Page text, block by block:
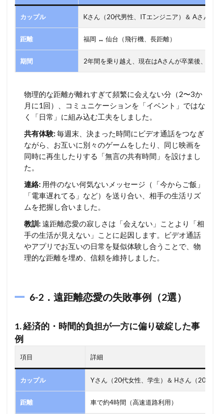
カップル Kさん（20代男性、ITエンジニア）＆ Aさん（
距離 福岡 ↔ 仙台（飛行機、長距離）
期間 2年間を乗り越え、現在はAさんが卒業後、Kさ
物理的な距離が離れすぎて頻繁に会えない分（2〜3か
月に1回）、コミュニケーションを「イベント」ではな
く「日常」に組み込む工夫をしました。
共有体験: 毎週末、決まった時間にビデオ通話をつなぎ
ながら、お互いに別々のゲームをしたり、同じ映画を
同時に再生したりする「無言の共有時間」を設けまし
た。
連絡: 用件のない何気ないメッセージ（「今からご飯」
「電車遅れてる」など）を送り合い、相手の生活リズ
ムを把握し合いました。
教訓: 遠距離恋愛の寂しさは「会えない」ことより「相
手の生活が見えない」ことに起因します。ビデオ通話
やアプリでお互いの日常を疑似体験し合うことで、物
理的な距離を埋め、信頼を維持しました。
6-2．遠距離恋愛の失敗事例（2選）
1.経済的・時間的負担が一方に偏り破綻した事
例
項目 詳細
カップル Yさん（20代女性、学生）＆ Hさん（20代
距離 車で約4時間（高速道路利用）